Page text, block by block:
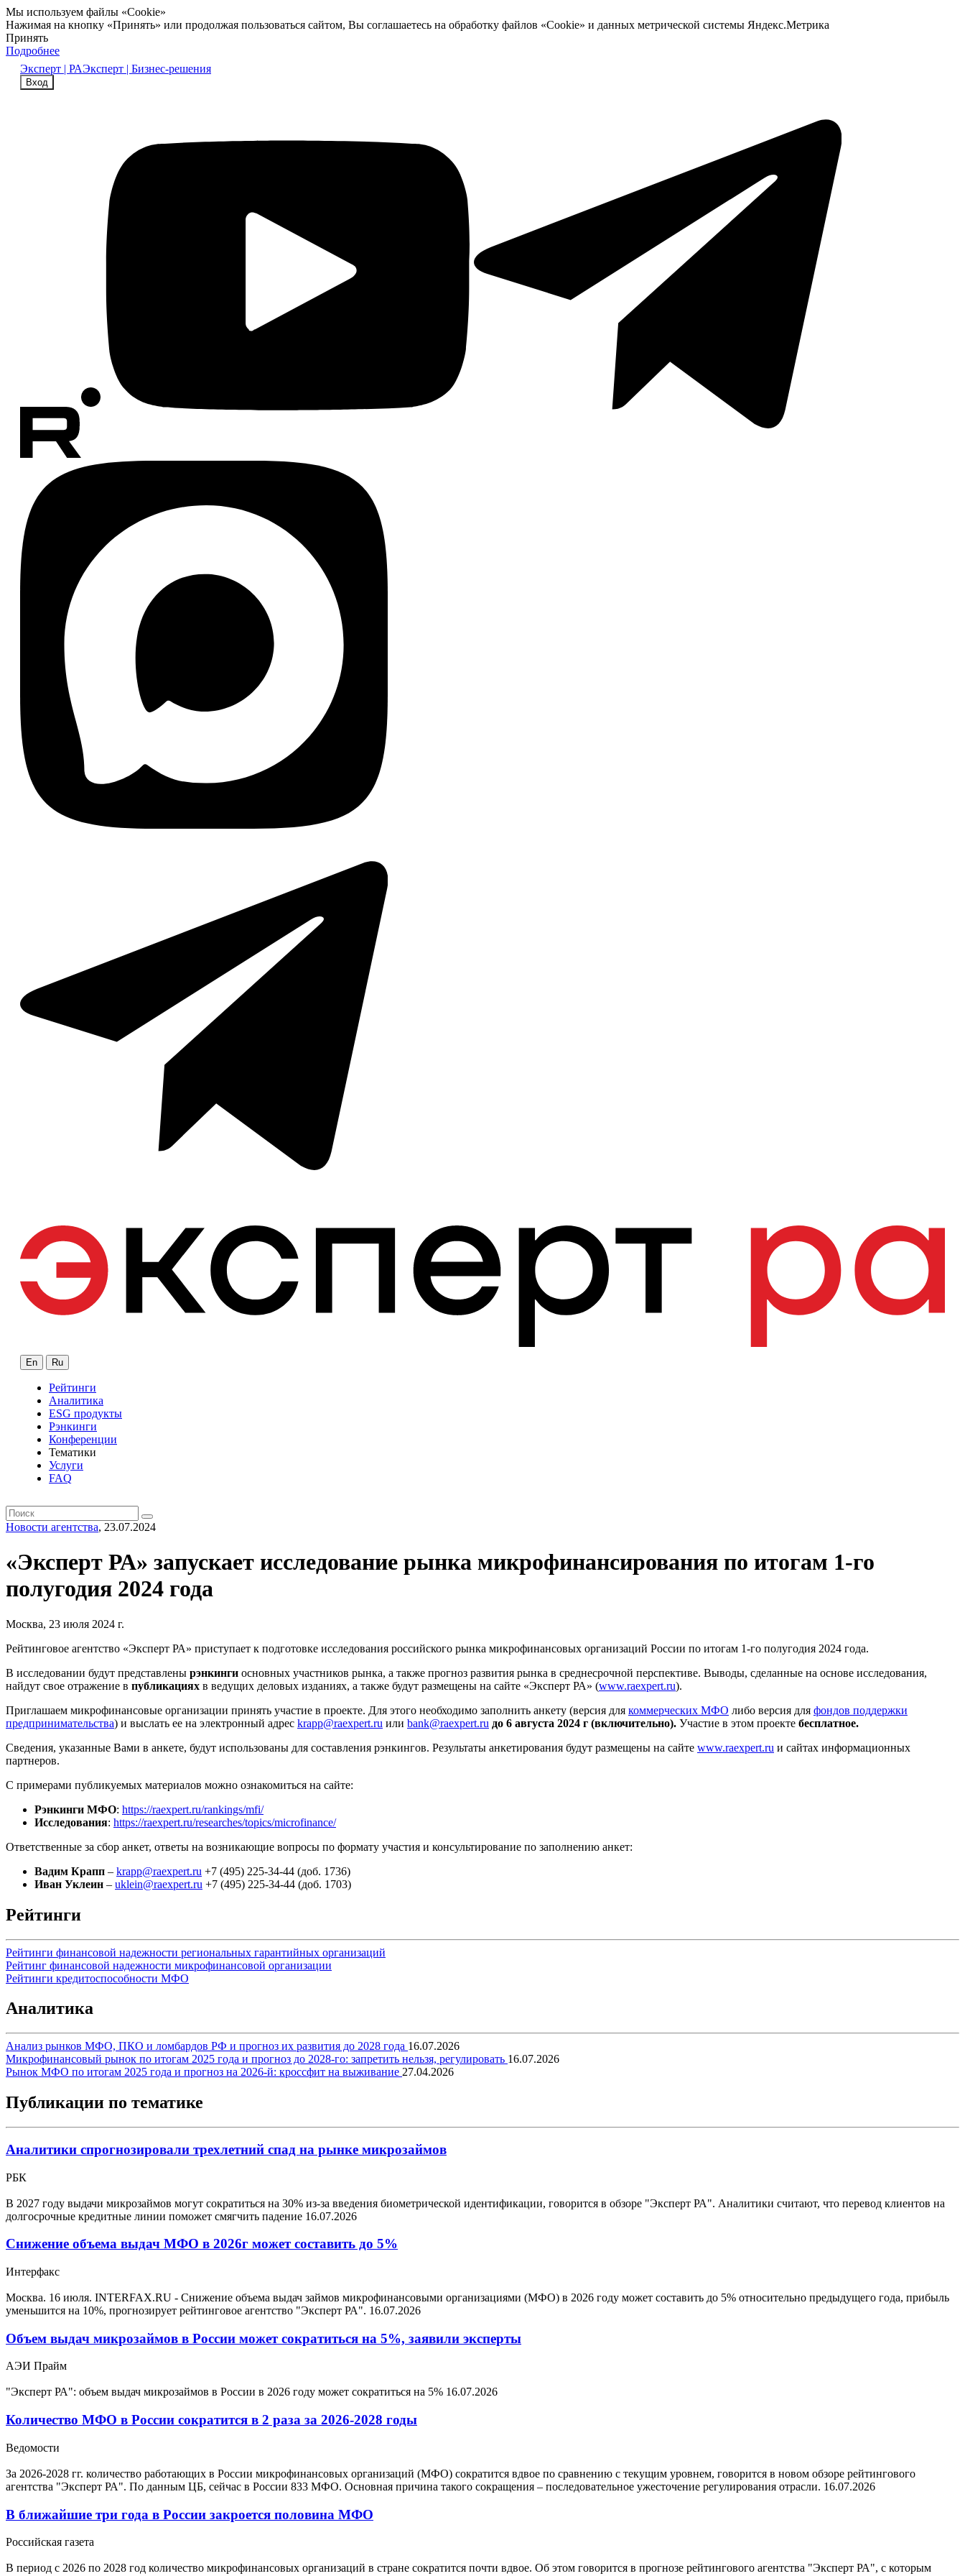
Мы используем файлы «Cookie»
Нажимая на кнопку «Принять» или продолжая пользоваться сайтом, Вы соглашаетесь на обработку файлов «Cookie» и данных метрической системы Яндекс.Метрика
Принять
Подробнее
Эксперт | РАЭксперт | Бизнес-решения
Вход
En Ru
Рейтинги
Аналитика
ESG продукты
Рэнкинги
Конференции
Тематики
Услуги
FAQ
Новости агентства, 23.07.2024
«Эксперт РА» запускает исследование рынка микрофинансирования по итогам 1-го
полугодия 2024 года
Москва, 23 июля 2024 г.
Рейтинговое агентство «Эксперт РА» приступает к подготовке исследования российского рынка микрофинансовых организаций России по итогам 1-го полугодия 2024 года.
В исследовании будут представлены рэнкинги основных участников рынка, а также прогноз развития рынка в среднесрочной перспективе. Выводы, сделанные на основе исследования,
найдут свое отражение в публикациях в ведущих деловых изданиях, а также будут размещены на сайте «Эксперт РА» (www.raexpert.ru).
Приглашаем микрофинансовые организации принять участие в проекте. Для этого необходимо заполнить анкету (версия для коммерческих МФО либо версия для фондов поддержки
предпринимательства) и выслать ее на электронный адрес krapp@raexpert.ru или bank@raexpert.ru до 6 августа 2024 г (включительно). Участие в этом проекте бесплатное.
Сведения, указанные Вами в анкете, будут использованы для составления рэнкингов. Результаты анкетирования будут размещены на сайте www.raexpert.ru и сайтах информационных
партнеров.
С примерами публикуемых материалов можно ознакомиться на сайте:
Рэнкинги МФО: https://raexpert.ru/rankings/mfi/
Исследования: https://raexpert.ru/researches/topics/microfinance/
Ответственные за сбор анкет, ответы на возникающие вопросы по формату участия и консультирование по заполнению анкет:
Вадим Крапп – krapp@raexpert.ru +7 (495) 225-34-44 (доб. 1736)
Иван Уклеин – uklein@raexpert.ru +7 (495) 225-34-44 (доб. 1703)
Рейтинги
Рейтинги финансовой надежности региональных гарантийных организаций
Рейтинг финансовой надежности микрофинансовой организации
Рейтинги кредитоспособности МФО
Аналитика
Анализ рынков МФО, ПКО и ломбардов РФ и прогноз их развития до 2028 года 16.07.2026
Микрофинансовый рынок по итогам 2025 года и прогноз до 2028-го: запретить нельзя, регулировать 16.07.2026
Рынок МФО по итогам 2025 года и прогноз на 2026-й: кроссфит на выживание 27.04.2026
Публикации по тематике
Аналитики спрогнозировали трехлетний спад на рынке микрозаймов
РБК
В 2027 году выдачи микрозаймов могут сократиться на 30% из-за введения биометрической идентификации, говорится в обзоре "Эксперт РА". Аналитики считают, что перевод клиентов на
долгосрочные кредитные линии поможет смягчить падение 16.07.2026
Снижение объема выдач МФО в 2026г может составить до 5%
Интерфакс
Москва. 16 июля. INTERFAX.RU - Снижение объема выдач займов микрофинансовыми организациями (МФО) в 2026 году может составить до 5% относительно предыдущего года, прибыль
уменьшится на 10%, прогнозирует рейтинговое агентство "Эксперт РА". 16.07.2026
Объем выдач микрозаймов в России может сократиться на 5%, заявили эксперты
АЭИ Прайм
"Эксперт РА": объем выдач микрозаймов в России в 2026 году может сократиться на 5% 16.07.2026
Количество МФО в России сократится в 2 раза за 2026-2028 годы
Ведомости
За 2026-2028 гг. количество работающих в России микрофинансовых организаций (МФО) сократится вдвое по сравнению с текущим уровнем, говорится в новом обзоре рейтингового
агентства "Эксперт РА". По данным ЦБ, сейчас в России 833 МФО. Основная причина такого сокращения – последовательное ужесточение регулирования отрасли. 16.07.2026
В ближайшие три года в России закроется половина МФО
Российская газета
В период с 2026 по 2028 год количество микрофинансовых организаций в стране сократится почти вдвое. Об этом говорится в прогнозе рейтингового агентства "Эксперт РА", с которым